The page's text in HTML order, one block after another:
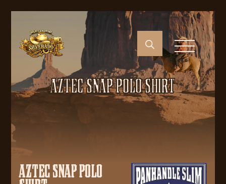
AZTEC SNAP POLO SHIRT
AZTEC SNAP POLO